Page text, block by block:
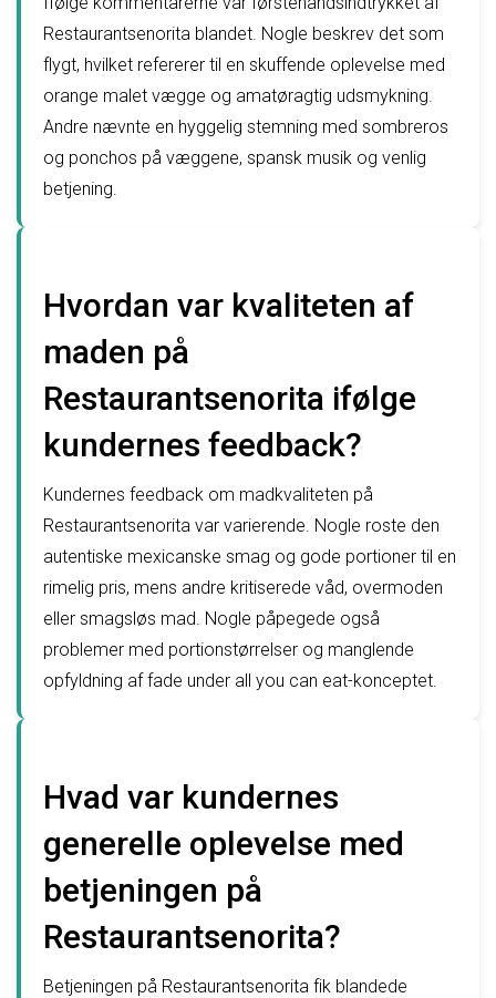
Restaurantsenorita blandet. Nogle beskrev det som
flygt, hvilket refererer til en skuffende oplevelse med
orange malet vægge og amatøragtig udsmykning.
Andre nævnte en hyggelig stemning med sombreros
og ponchos på væggene, spansk musik og venlig
betjening.
Hvordan var kvaliteten af
maden på
Restaurantsenorita ifølge
kundernes feedback?
Kundernes feedback om madkvaliteten på
Restaurantsenorita var varierende. Nogle roste den
autentiske mexicanske smag og gode portioner til en
rimelig pris, mens andre kritiserede våd, overmoden
eller smagsløs mad. Nogle påpegede også
problemer med portionstørrelser og manglende
opfyldning af fade under all you can eat-konceptet.
Hvad var kundernes
generelle oplevelse med
betjeningen på
Restaurantsenorita?
Betjeningen på Restaurantsenorita fik blandede